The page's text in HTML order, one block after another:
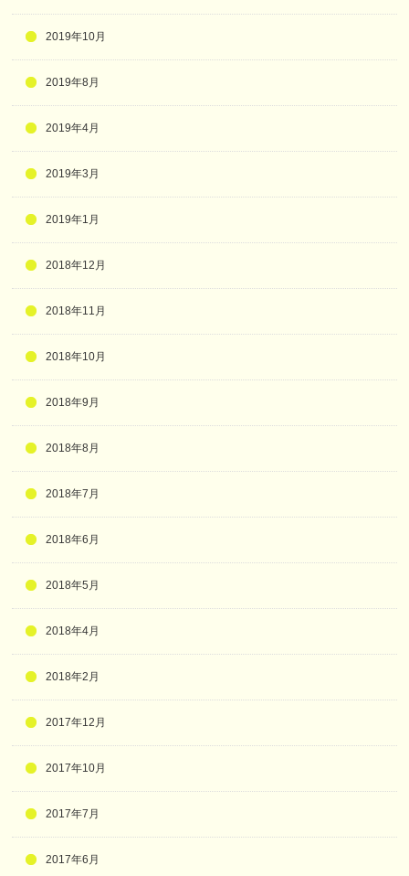
2019年10月
2019年8月
2019年4月
2019年3月
2019年1月
2018年12月
2018年11月
2018年10月
2018年9月
2018年8月
2018年7月
2018年6月
2018年5月
2018年4月
2018年2月
2017年12月
2017年10月
2017年7月
2017年6月